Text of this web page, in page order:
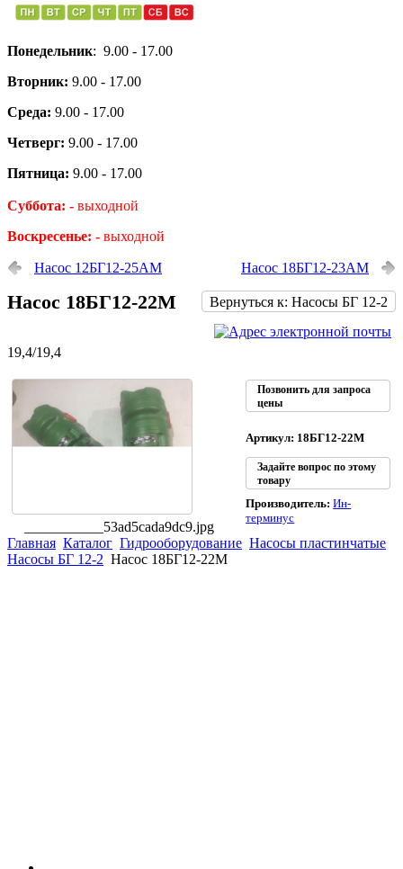
Понедельник: 9.00 - 17.00
Вторник: 9.00 - 17.00
Среда: 9.00 - 17.00
Четверг: 9.00 - 17.00
Пятница: 9.00 - 17.00
Суббота: - выходной
Воскресенье: - выходной
Насос 12БГ12-25АМ Насос 18БГ12-23АМ
Вернуться к: Насосы БГ 12-2
Насос 18БГ12-22М
19,4/19,4
___________53ad5cada9dc9.jpg
Позвонить для запроса
цены
Артикул: 18БГ12-22М
Задайте вопрос по этому
товару
Производитель:Ин-
терминус
Главная Каталог Гидрооборудование Насосы пластинчатые
Насосы БГ 12-2 Насос 18БГ12-22М